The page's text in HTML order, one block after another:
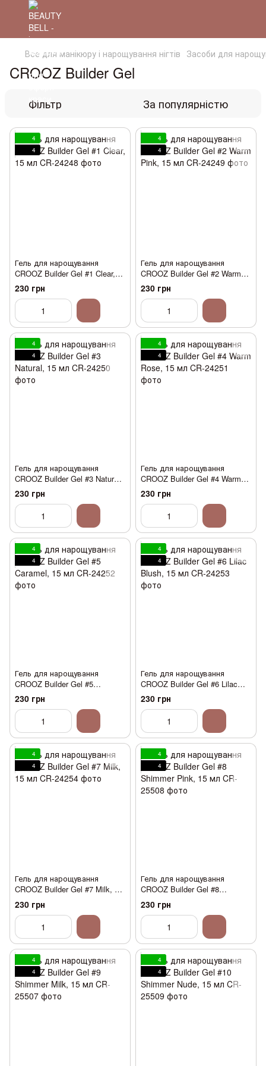
Все для манікюру і нарощування нігтів Засоби для
CROOZ Builder Gel
Фільтр За популярністю
4
4
Гель для нарощування
CROOZ Builder Gel #1 Clear,
15 мл
230 грн
4
4
Гель для нарощування
CROOZ Builder Gel #2 Warm
Pink, 15 мл
230 грн
4
4
Гель для нарощування
CROOZ Builder Gel #3 Natural,
15 мл
230 грн
4
4
Гель для нарощування
CROOZ Builder Gel #4 Warm
Rose, 15 мл
230 грн
4
4
Гель для нарощування
CROOZ Builder Gel #5
Caramel, 15 мл
230 грн
4
4
Гель для нарощування
CROOZ Builder Gel #6 Lilac
Blush, 15 мл
230 грн
4
4
Гель для нарощування
CROOZ Builder Gel #7 Milk, 15
мл
230 грн
4
4
Гель для нарощування
CROOZ Builder Gel #8
Shimmer Pink, 15 мл
230 грн
4
4
4
4